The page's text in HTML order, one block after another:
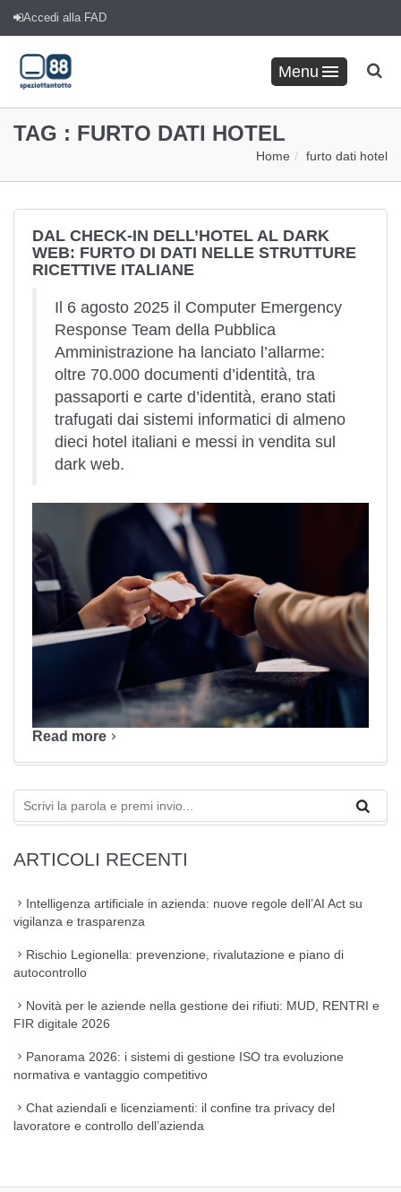
Accedi alla FAD
Menu
TAG : FURTO DATI HOTEL
Home furto dati hotel
DAL CHECK-IN DELL’HOTEL AL DARK
WEB: FURTO DI DATI NELLE STRUTTURE
RICETTIVE ITALIANE
Il 6 agosto 2025 il Computer Emergency
Response Team della Pubblica
Amministrazione ha lanciato l’allarme:
oltre 70.000 documenti d’identità, tra
passaporti e carte d’identità, erano stati
trafugati dai sistemi informatici di almeno
dieci hotel italiani e messi in vendita sul
dark web.
Read more
ARTICOLI RECENTI
Intelligenza artificiale in azienda: nuove regole dell’AI Act su
vigilanza e trasparenza
Rischio Legionella: prevenzione, rivalutazione e piano di
autocontrollo
Novità per le aziende nella gestione dei rifiuti: MUD, RENTRI e
FIR digitale 2026
Panorama 2026: i sistemi di gestione ISO tra evoluzione
normativa e vantaggio competitivo
Chat aziendali e licenziamenti: il confine tra privacy del
lavoratore e controllo dell’azienda